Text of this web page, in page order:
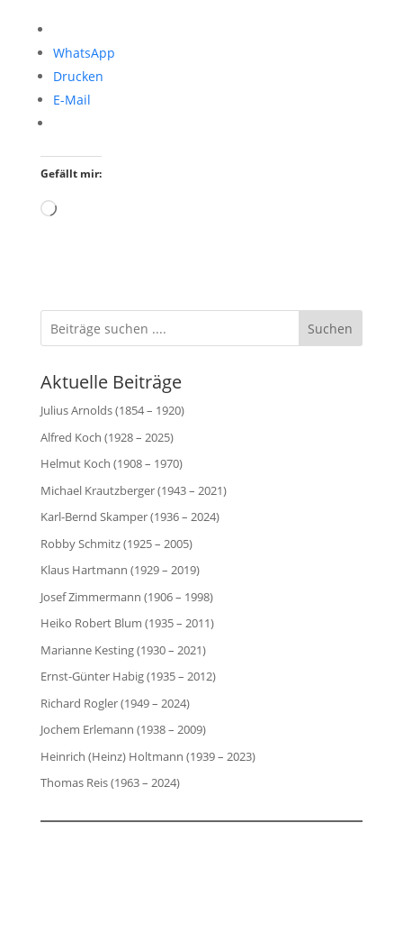
WhatsApp
Drucken
E-Mail
Gefällt mir:
Wird
Suchen
Aktuelle Beiträge
Julius Arnolds (1854 – 1920)
Alfred Koch (1928 – 2025)
Helmut Koch (1908 – 1970)
Michael Krautzberger (1943 – 2021)
Karl-Bernd Skamper (1936 – 2024)
Robby Schmitz (1925 – 2005)
Klaus Hartmann (1929 – 2019)
Josef Zimmermann (1906 – 1998)
Heiko Robert Blum (1935 – 2011)
Marianne Kesting (1930 – 2021)
Ernst-Günter Habig (1935 – 2012)
Richard Rogler (1949 – 2024)
Jochem Erlemann (1938 – 2009)
Heinrich (Heinz) Holtmann (1939 – 2023)
Thomas Reis (1963 – 2024)